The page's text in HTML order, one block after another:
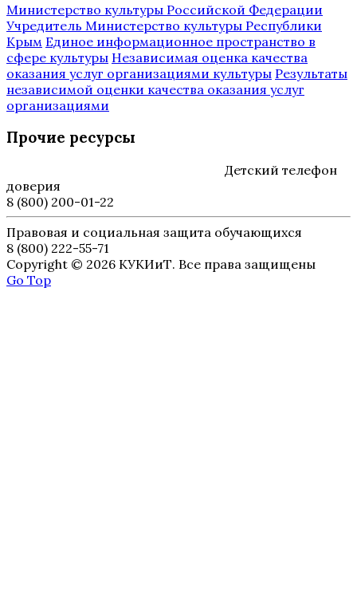
Министерство культуры Российской Федерации
Учредитель Министерство культуры Республики
Крым Единое информационное пространство в
сфере культуры Независимая оценка качества
оказания услуг организациями культуры Результаты
независимой оценки качества оказания услуг
организациями
Прочие ресурсы
Детский телефон
доверия
8 (800) 200-01-22
Правовая и социальная защита обучающихся
8 (800) 222-55-71
Copyright © 2026 КУКИиТ. Все права защищены
Go Top